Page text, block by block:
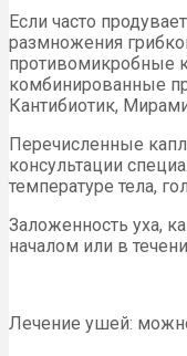
Если часто
размножения
противомикробные
комбинированные
Кантибиотик,
Перечисленные
консультации
температуре тела,
Заложенность уха,
началом или в
Лечение ушей: